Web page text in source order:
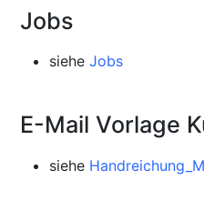
Jobs
sieheJobs
E-Mail Vorlage
siehe